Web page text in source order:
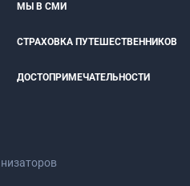
МЫ В СМИ
СТРАХОВКА ПУТЕШЕСТВЕННИКОВ
ДОСТОПРИМЕЧАТЕЛЬНОСТИ